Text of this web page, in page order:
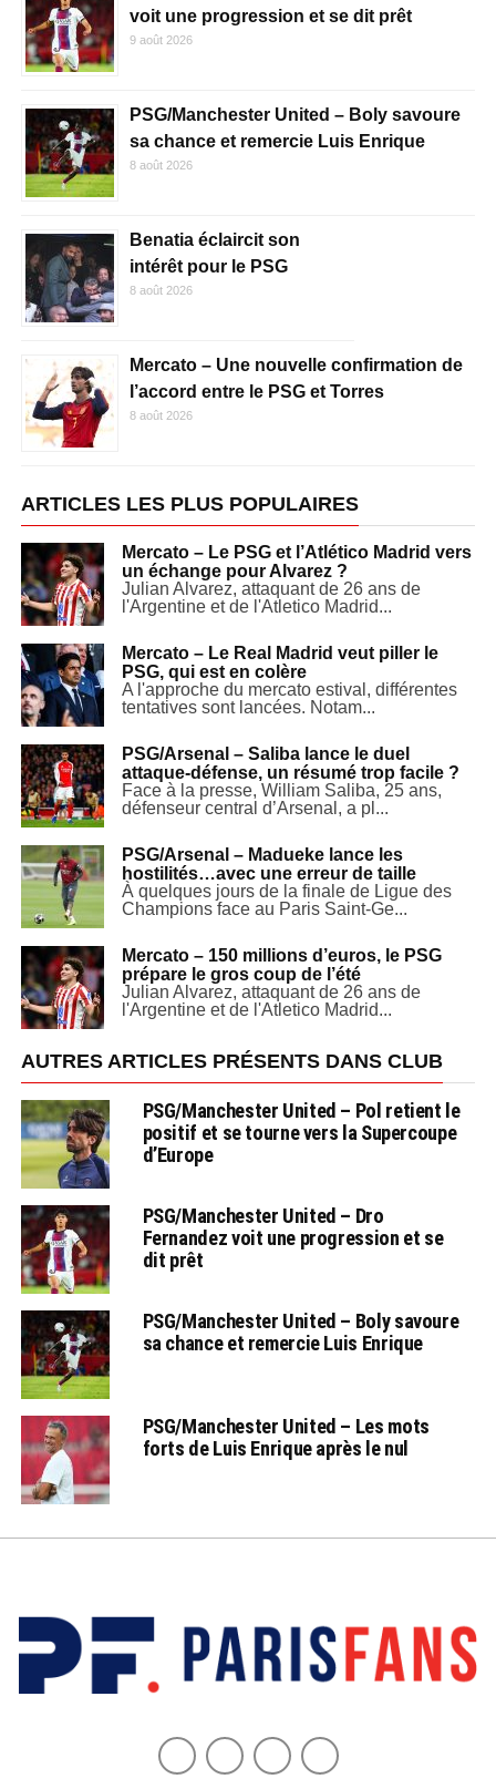
voit une progression et se dit prêt
9 août 2026
PSG/Manchester United – Boly savoure
sa chance et remercie Luis Enrique
8 août 2026
Benatia éclaircit son
intérêt pour le PSG
8 août 2026
Mercato – Une nouvelle confirmation de
l’accord entre le PSG et Torres
8 août 2026
ARTICLES LES PLUS POPULAIRES
Mercato – Le PSG et l’Atlético Madrid vers
un échange pour Alvarez ?
Julian Alvarez, attaquant de 26 ans de
l'Argentine et de l'Atletico Madrid...
Mercato – Le Real Madrid veut piller le
PSG, qui est en colère
A l'approche du mercato estival, différentes
tentatives sont lancées. Notam...
PSG/Arsenal – Saliba lance le duel
attaque-défense, un résumé trop facile ?
Face à la presse, William Saliba, 25 ans,
défenseur central d’Arsenal, a pl...
PSG/Arsenal – Madueke lance les
hostilités…avec une erreur de taille
À quelques jours de la finale de Ligue des
Champions face au Paris Saint-Ge...
Mercato – 150 millions d’euros, le PSG
prépare le gros coup de l’été
Julian Alvarez, attaquant de 26 ans de
l'Argentine et de l'Atletico Madrid...
AUTRES ARTICLES PRÉSENTS DANS CLUB
PSG/Manchester United – Pol retient le
positif et se tourne vers la Supercoupe
d’Europe
PSG/Manchester United – Dro
Fernandez voit une progression et se
dit prêt
PSG/Manchester United – Boly savoure
sa chance et remercie Luis Enrique
PSG/Manchester United – Les mots
forts de Luis Enrique après le nul